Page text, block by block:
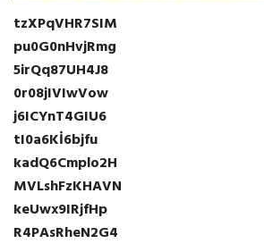
tzXPqVHR7SIM
pu0G0nHvjRmg
5irQq87UH4J8
0r08jIVIwVow
j6ICYnT4GIU6
tI0a6Kİ6bjfu
kadQ6Cmplo2H
MVLshFzKHAVN
keUwx9IRjfHp
R4PAsRheN2G4